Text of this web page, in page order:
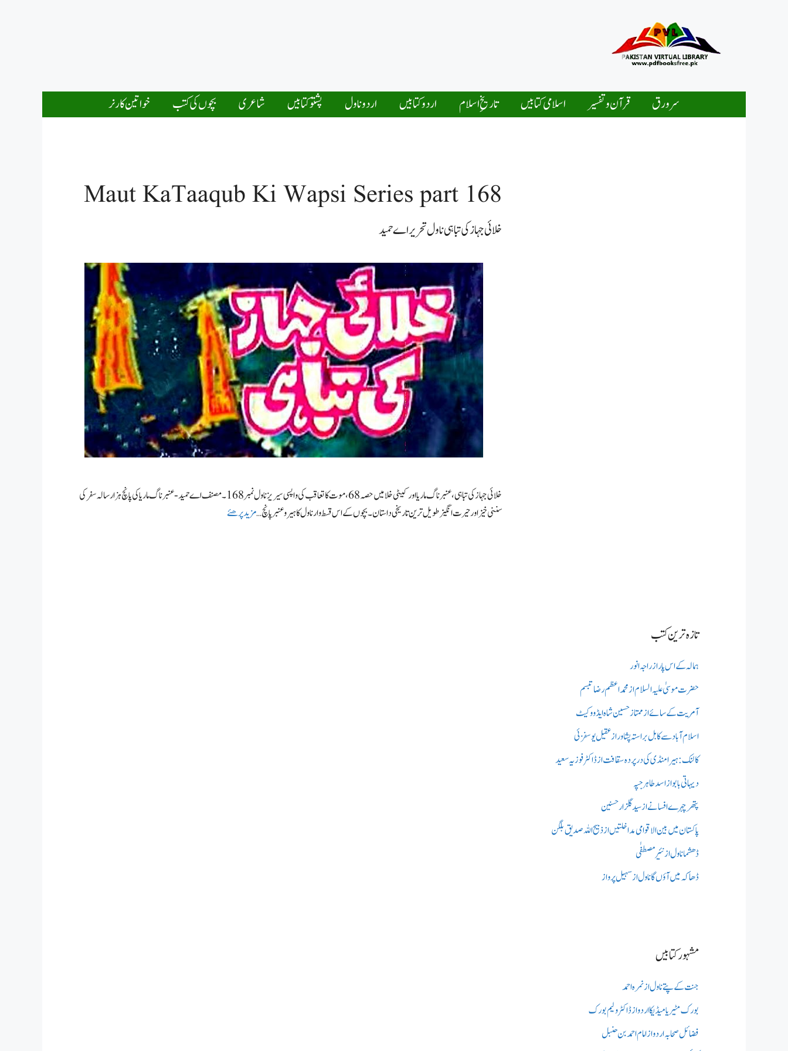
سرورق قرآن و تفسیر اسلامی کتابیں تاریخِ اسلام اردو کتابیں اردو ناول پشتو کتابیں شاعری بچوں کی کتب خواتین کارنر
Maut KaTaaqub Ki Wapsi Series part 168
خلائی جہاز کی تباہی ناول تحریر اے حمید
خلائی جہاز کی تباہی،عنبر ناگ ماریا اورکیٹی خلا میں حصہ 68، موت کا تعاقب کی واپسی سیریز ناول نمبر168۔ مصنف اے حمید- عنبر ناگ ماریا کی پانچ ہزار سالہ سفر کی
سننی خیز اور حیرت انگیز طویل ترین تاریخی داستان۔ بچوں کے اس قسط وار ناول کا ہیرو عنبر پانچ …مزید پرھئے
تازہ ترین کتب
ہمالہ کے اس پار از راجہ انور
حضرت موسیٰ علیہ السلام از محمد اعظم رضا تبسم
آمریت کے سائے از ممتاز حسین شاہ ایڈووکیٹ
اسلام آباد سے کابل براستہ پشاور از عقیل یوسفزئی
کالنک: ہیرا منڈی کی در پردہ سقافت از ڈاکٹر فوزیہ سعید
دیہاتی بابو از اسد طاہر جپہ
پتھر چہرے افسانے از سید گلزار حسنین
پاکستان میں بین الاقوامی مداخلتیں از ذبیح اللہ صدیق بلگن
ڈھشما ناول از نئیر مصطفٰی
ڈھاکہ میں آؤں گا ناول از سہیل پرواز
مشہور کتابیں
جنت کے پتے ناول از نمرہ احمد
بورک مٹیریا میڈیکااردو از ڈاکٹر ولیم بورک
فضائل صحابہ اردو از امام احمد بن حنبل